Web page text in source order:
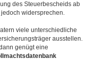
des Steuerbescheids ab
widersprechen.
viele unterschiedliche
ausstellen.
genügt eine